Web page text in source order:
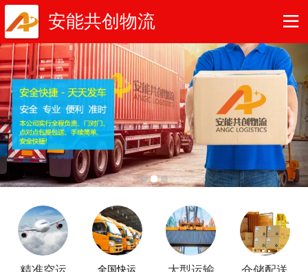
安能共创物流
全国快运